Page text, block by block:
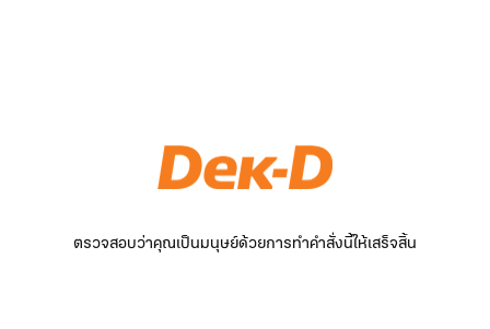
ตรวจสอบว่าคุณเป็นมนุษย์ด้วยการทำคำสั่งนี้ให้เสร็จสิ้น